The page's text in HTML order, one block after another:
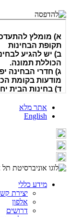
אתר מלא
English
מידע כללי
יצירת
אלפון
דרושים